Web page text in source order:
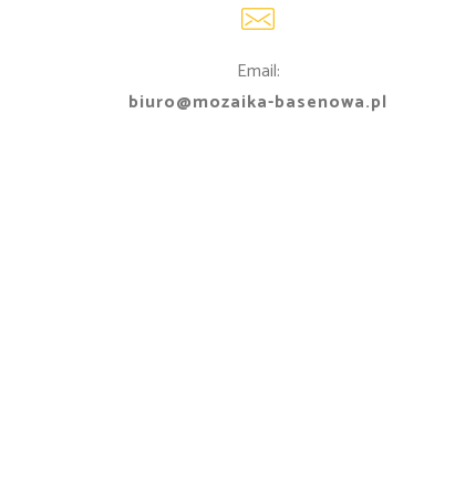
Email:
biuro@mozaika-basenowa.pl